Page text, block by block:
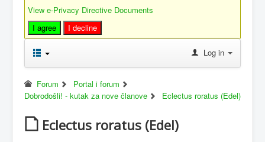
View e-Privacy Directive Documents
I agree
I decline
Log in
Forum
Portal i forum
Dobrodošli! - kutak za nove članove
Eclectus roratus (Edel)
Eclectus roratus (Edel)